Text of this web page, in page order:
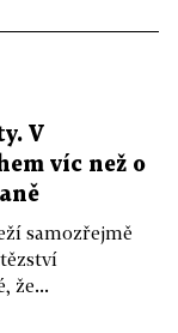
V
víc než o
samozřejmě
že...